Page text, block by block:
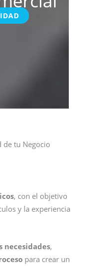
de tu Negocio
, con el objetivo
y la experiencia
necesidades,
para crear un